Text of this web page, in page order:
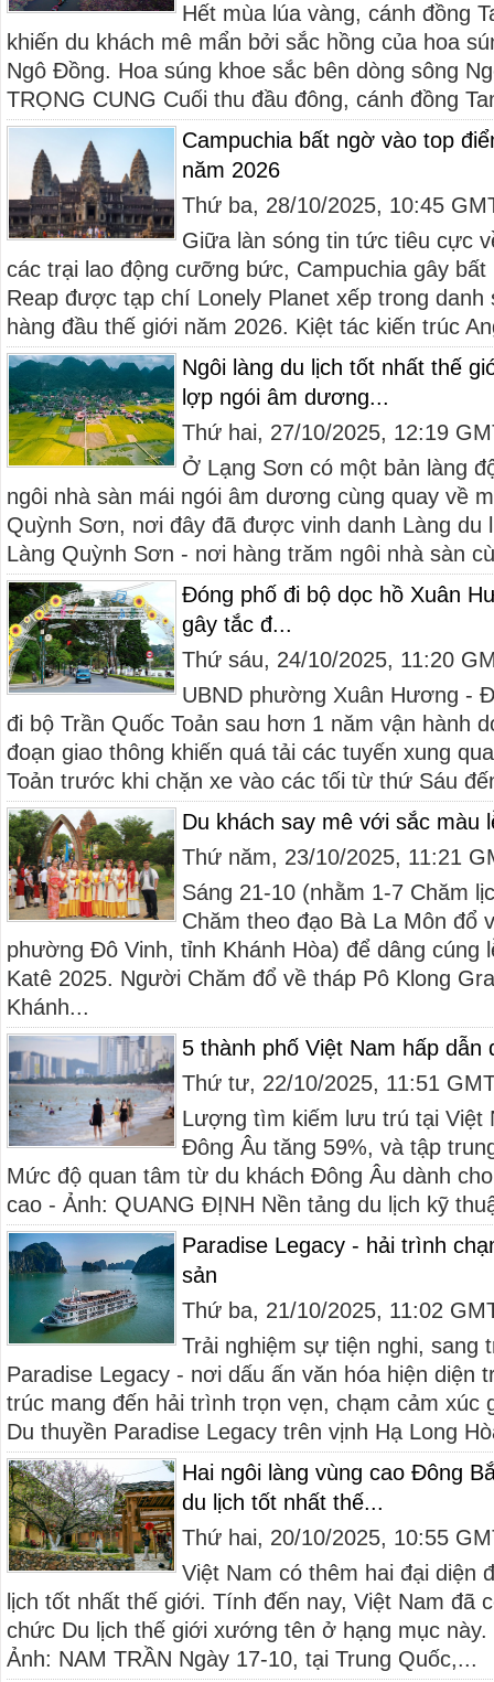
Hết mùa lúa vàng, cánh đồng
khiến du khách mê mẩn bởi sắc hồng của hoa
Ngô Đồng. Hoa súng khoe sắc bên dòng sông
TRỌNG CUNG Cuối thu đầu đông, cánh đồng
Campuchia bất ngờ vào top
năm 2026
Thứ ba, 28/10/2025, 10:45
Giữa làn sóng tin tức tiêu cực
các trại lao động cưỡng bức, Campuchia gây
Reap được tạp chí Lonely Planet xếp trong danh
hàng đầu thế giới năm 2026. Kiệt tác kiến trúc
Ngôi làng du lịch tốt nhất thế
lợp ngói âm dương...
Thứ hai, 27/10/2025, 12:19
Ở Lạng Sơn có một bản làng
ngôi nhà sàn mái ngói âm dương cùng quay về
Quỳnh Sơn, nơi đây đã được vinh danh Làng du
Làng Quỳnh Sơn - nơi hàng trăm ngôi nhà sàn
Đóng phố đi bộ dọc hồ Xuân
gây tắc đ...
Thứ sáu, 24/10/2025, 11:20
UBND phường Xuân Hương -
đi bộ Trần Quốc Toản sau hơn 1 năm vận hành
đoạn giao thông khiến quá tải các tuyến xung
Toản trước khi chặn xe vào các tối từ thứ Sáu
Du khách say mê với sắc màu
Thứ năm, 23/10/2025, 11:21
Sáng 21-10 (nhằm 1-7 Chăm
Chăm theo đạo Bà La Môn đổ
phường Đô Vinh, tỉnh Khánh Hòa) để dâng cúng
Katê 2025. Người Chăm đổ về tháp Pô Klong
Khánh...
5 thành phố Việt Nam hấp dẫn
Thứ tư, 22/10/2025, 11:51
Lượng tìm kiếm lưu trú tại Việt
Đông Âu tăng 59%, và tập
Mức độ quan tâm từ du khách Đông Âu dành
cao - Ảnh: QUANG ĐỊNH Nền tảng du lịch kỹ
Paradise Legacy - hải trình
sản
Thứ ba, 21/10/2025, 11:02
Trải nghiệm sự tiện nghi, sang
Paradise Legacy - nơi dấu ấn văn hóa hiện diện
trúc mang đến hải trình trọn vẹn, chạm cảm xúc
Du thuyền Paradise Legacy trên vịnh Hạ Long
Hai ngôi làng vùng cao Đông
du lịch tốt nhất thế...
Thứ hai, 20/10/2025, 10:55
Việt Nam có thêm hai đại diện
lịch tốt nhất thế giới. Tính đến nay, Việt Nam đã
chức Du lịch thế giới xướng tên ở hạng mục
Ảnh: NAM TRẦN Ngày 17-10, tại Trung Quốc,...